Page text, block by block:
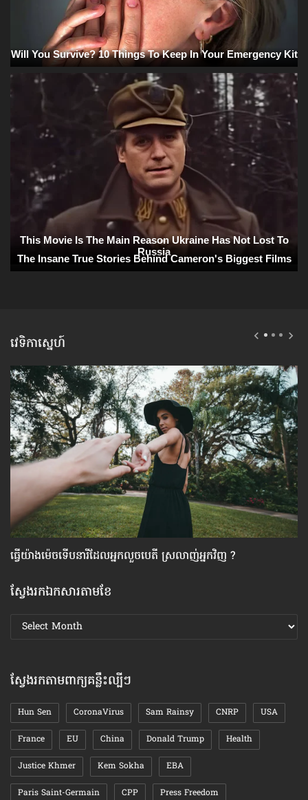
វេទិកាស្នេហ៍
ធ្វើ​យ៉ាងម៉េច​ទើប​នារី​ដែល​អ្នក​លួចបេតី ស្រលាញ់​អ្នកវិញ ?
ស្វែងរកឯកសារតាមខែ
ស្វែងរក
ឯកសារ
ស្វែងរកតាមពាក្យគន្លឹះល្បីៗ
Hun Sen CoronaVirus Sam Rainsy CNRP USA
France EU China Donald Trump Health
Justice Khmer Kem Sokha EBA
Paris Saint-Germain CPP Press Freedom